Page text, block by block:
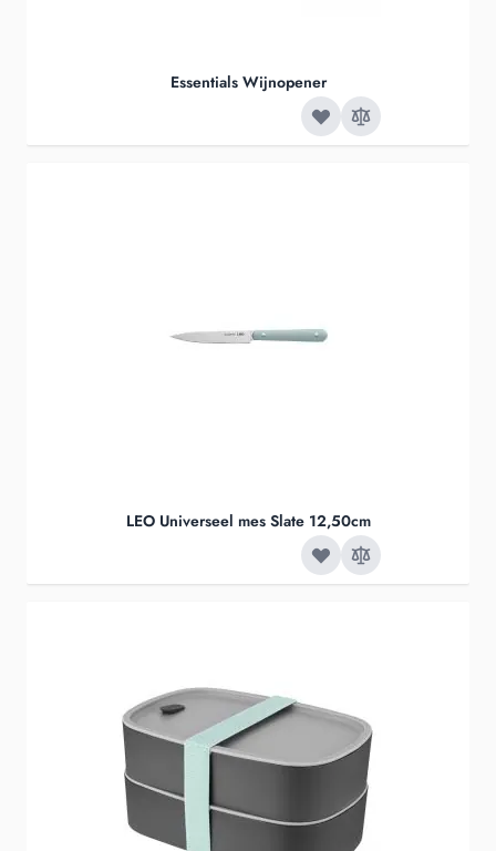
Essentials Wijnopener
LEO Universeel mes Slate 12,50cm